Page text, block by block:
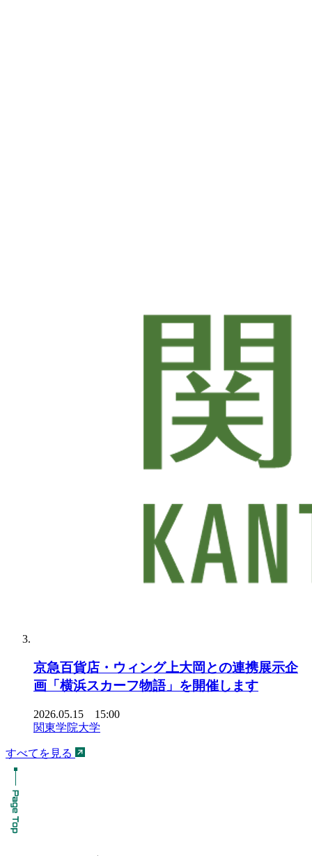
京急百貨店・ウィング上大岡との連携展示企
画「横浜スカーフ物語」を開催します
2026.05.15 15:00
関東学院大学
すべてを見る